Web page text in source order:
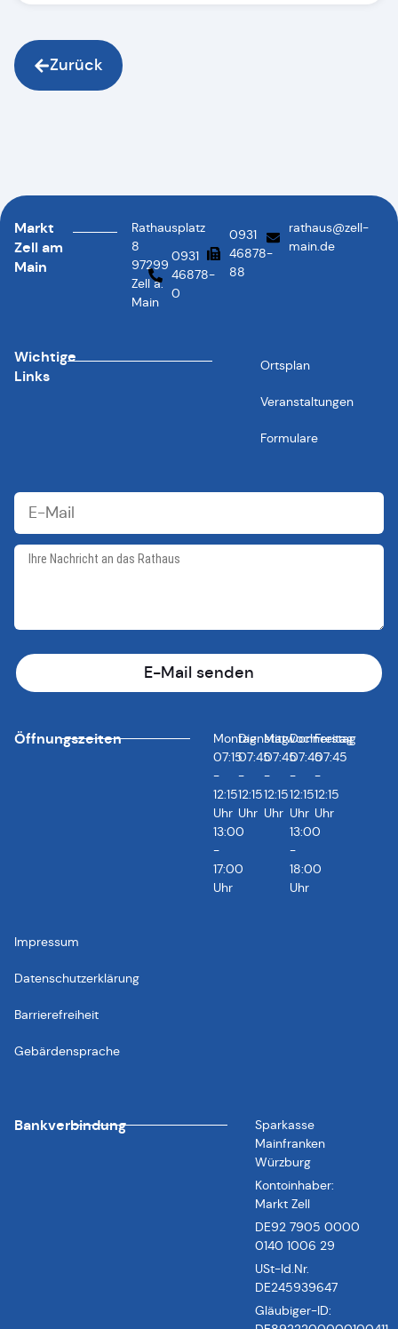
Zurück
Markt
Zell am
Main
Rathausplatz
8
97299
Zell a.
Main
0931
46878-
0
0931
46878-
88
rathaus@zell-
main.de
Wichtige
Links
Ortsplan
Veranstaltungen
Formulare
E-Mail senden
Öffnungszeiten
Montag
07:15
-
12:15
Uhr
13:00
-
17:00
Uhr
Dienstag
07:45
-
12:15
Uhr
Mittwoch
07:45
-
12:15
Uhr
Donnerstag
07:45
-
12:15
Uhr
13:00
-
18:00
Uhr
Freitag
07:45
-
12:15
Uhr
Impressum
Datenschutzerklärung
Barrierefreiheit
Gebärdensprache
Bankverbindung
Sparkasse
Mainfranken
Würzburg
Kontoinhaber:
Markt Zell
DE92 7905 0000
0140 1006 29
USt-Id.Nr.
DE245939647
Gläubiger-ID: